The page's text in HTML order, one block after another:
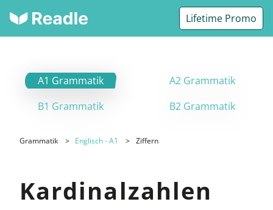
Lifetime Promo
A1 Grammatik
A2 Grammatik
B1 Grammatik
B2 Grammatik
Grammatik Englisch - A1 Ziffern
Kardinalzahlen